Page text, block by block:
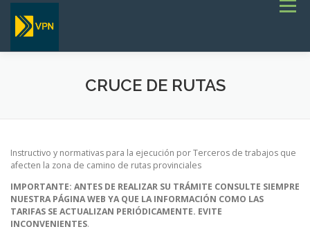
Saltar
contenido
Menú
GALERÍA
CRUCE DE RUTAS
Instructivo y normativas para la ejecución por Terceros de trabajos que
afecten la zona de camino de rutas provinciales
IMPORTANTE: ANTES DE REALIZAR SU TRÁMITE CONSULTE SIEMPRE
NUESTRA PÁGINA WEB YA QUE LA INFORMACIÓN COMO LAS
TARIFAS SE ACTUALIZAN PERIÓDICAMENTE. EVITE
INCONVENIENTES.